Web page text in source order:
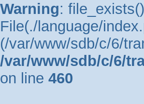
Warning:
File(./language/
(/var/www/sdb/c/6/
/var/www/sdb/c/6/
on line 460